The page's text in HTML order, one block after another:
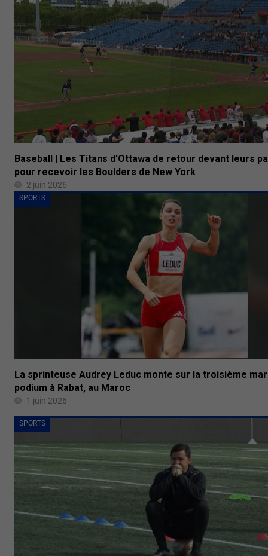
Baseball | Les Titans d’Ottawa de retour devant leurs
pour recevoir les Boulders de New York
2 juin 2026
SPORTS
La sprinteuse Audrey Leduc monte sur la troisième
podium à Rabat, au Maroc
1 juin 2026
SPORTS